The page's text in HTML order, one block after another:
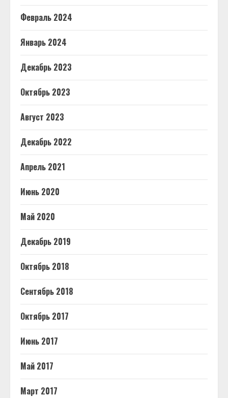
Февраль 2024
Январь 2024
Декабрь 2023
Октябрь 2023
Август 2023
Декабрь 2022
Апрель 2021
Июнь 2020
Май 2020
Декабрь 2019
Октябрь 2018
Сентябрь 2018
Октябрь 2017
Июнь 2017
Май 2017
Март 2017